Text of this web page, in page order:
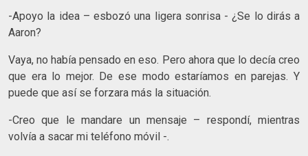
-Apoyo la idea – esbozó una ligera sonrisa - ¿Se lo dirás a
Aaron?
Vaya, no había pensado en eso. Pero ahora que lo decía creo
que era lo mejor. De ese modo estaríamos en parejas. Y
puede que así se forzara más la situación.
-Creo que le mandare un mensaje – respondí, mientras
volvía a sacar mi teléfono móvil -.